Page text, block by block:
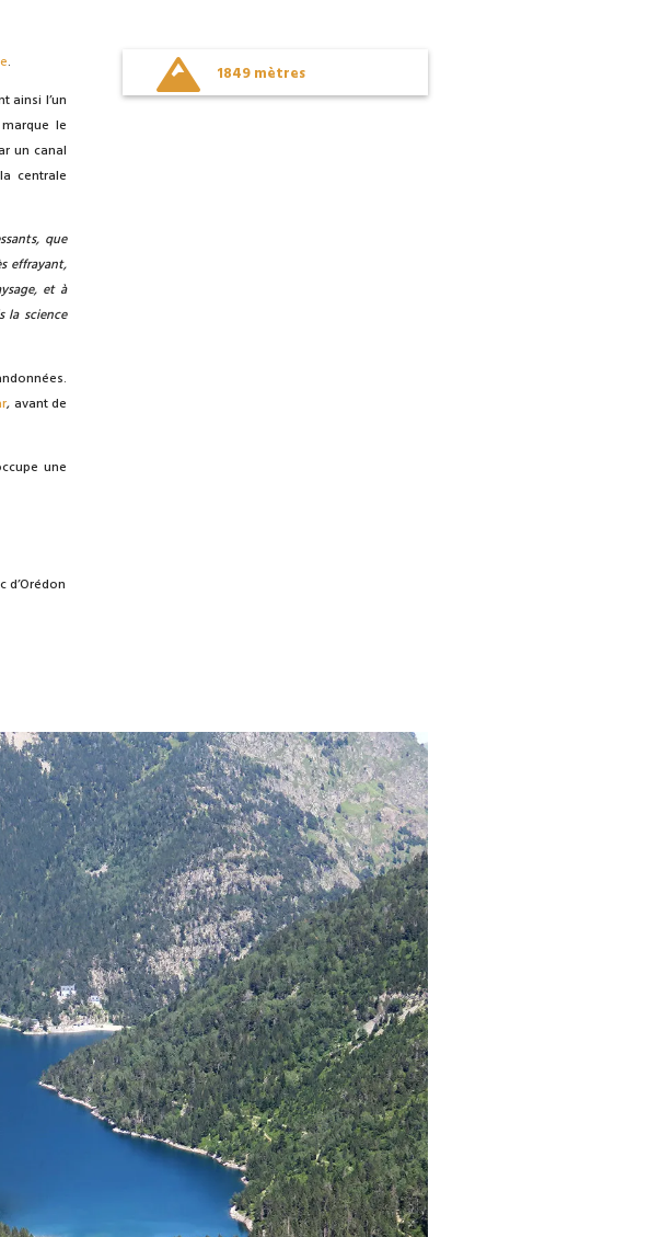
.
ainsi l’un
le
un canal
centrale
que
effrayant,
et à
la science
, avant de
une
d’Orédon
 1849 mètres